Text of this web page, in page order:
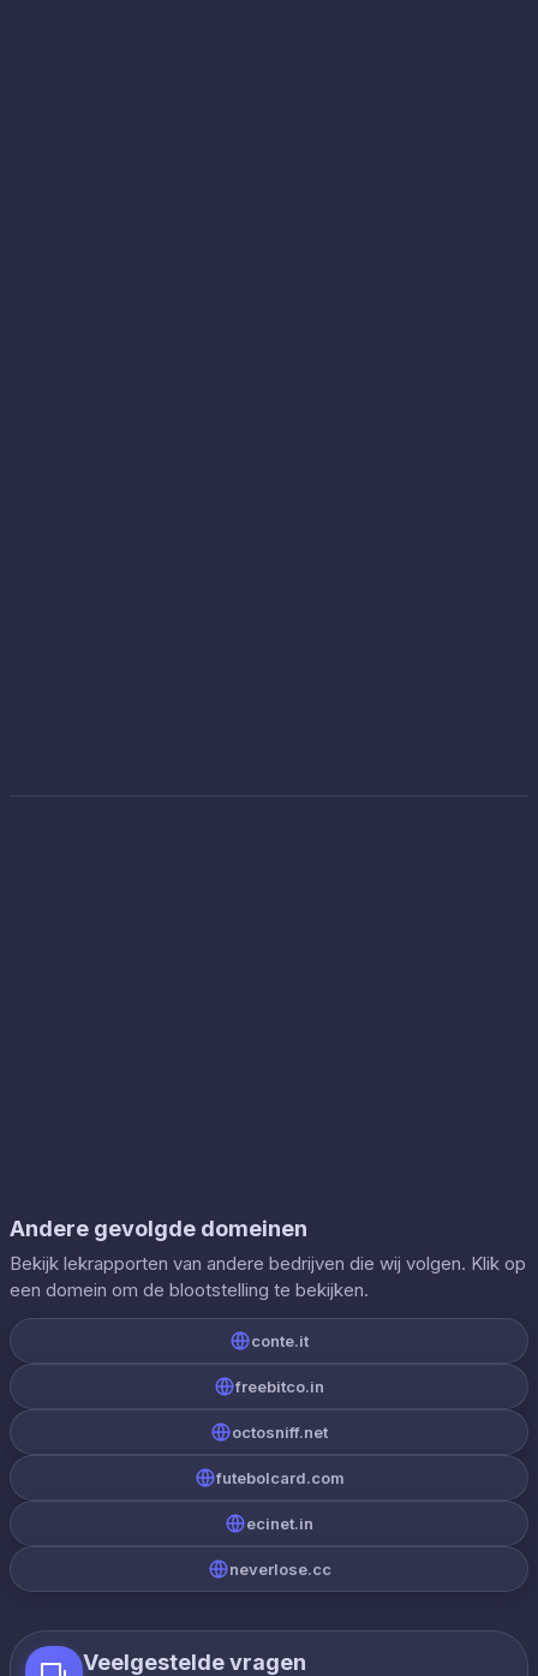
Andere gevolgde domeinen
Bekijk lekrapporten van andere bedrijven die wij volgen. Klik op
een domein om de blootstelling te bekijken.
conte.it
freebitco.in
octosniff.net
futebolcard.com
ecinet.in
neverlose.cc
Veelgestelde vragen